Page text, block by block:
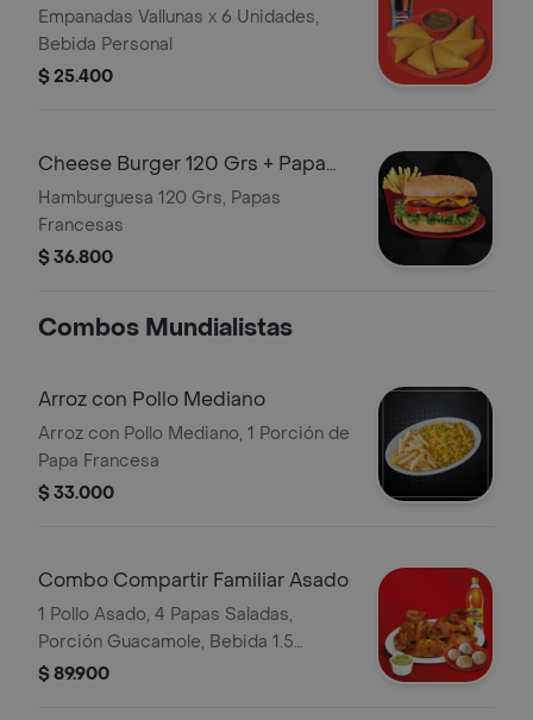
Empanadas Vallunas x 6 Unidades,
Bebida Personal
$ 25.400
Cheese Burger 120 Grs + Papa
Francesa
Hamburguesa 120 Grs, Papas
Francesas
$ 36.800
Combos Mundialistas
Arroz con Pollo Mediano
Arroz con Pollo Mediano, 1 Porción de
Papa Francesa
$ 33.000
Combo Compartir Familiar Asado
1 Pollo Asado, 4 Papas Saladas,
Porción Guacamole, Bebida 1.5
Postobón
$ 89.900